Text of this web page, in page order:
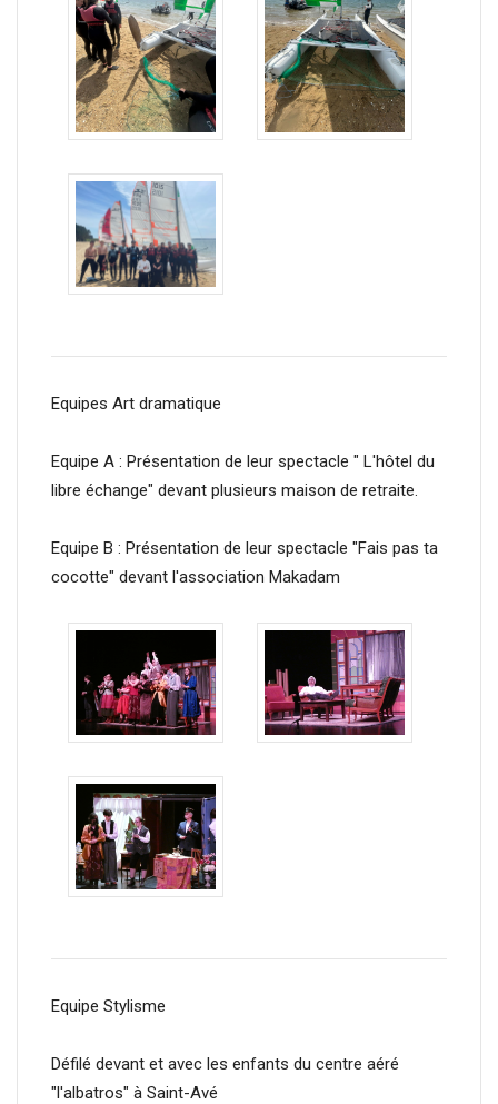
Equipes Art dramatique
Equipe A : Présentation de leur spectacle " L'hôtel du
libre échange" devant plusieurs maison de retraite.
Equipe B : Présentation de leur spectacle "Fais pas ta
cocotte" devant l'association Makadam
Equipe Stylisme
Défilé devant et avec les enfants du centre aéré
"l'albatros" à Saint-Avé